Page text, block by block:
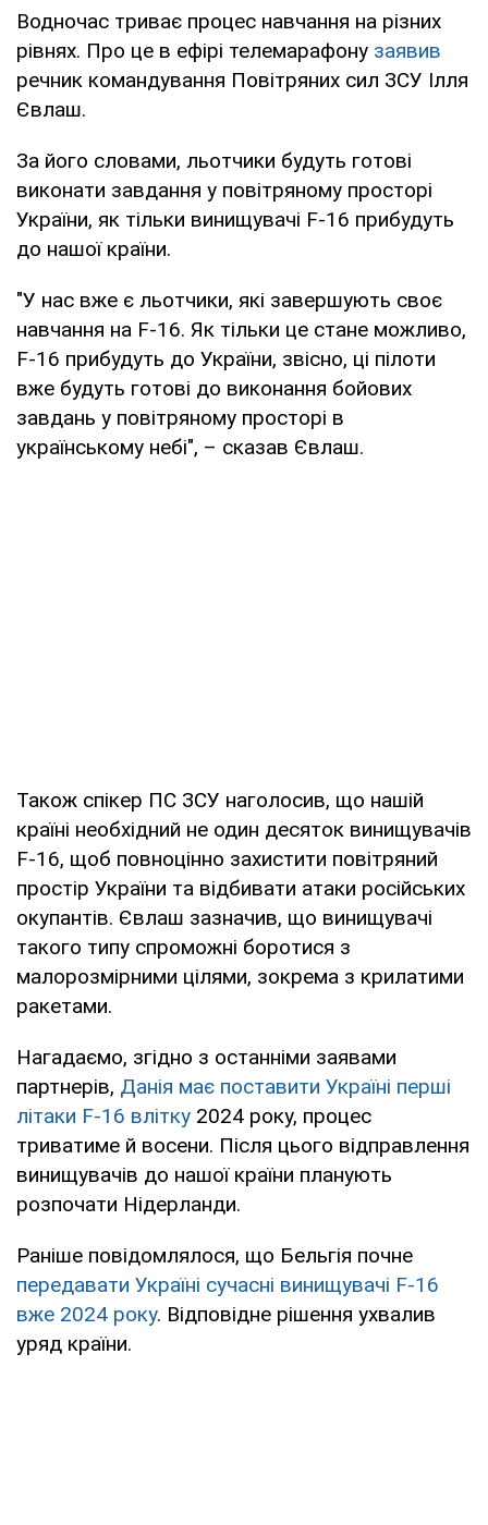
Водночас триває процес навчання на різних
рівнях. Про це в ефірі телемарафону заявив
речник командування Повітряних сил ЗСУ Ілля
Євлаш.
За його словами, льотчики будуть готові
виконати завдання у повітряному просторі
України, як тільки винищувачі F-16 прибудуть
до нашої країни.
"У нас вже є льотчики, які завершують своє
навчання на F-16. Як тільки це стане можливо,
F-16 прибудуть до України, звісно, ці пілоти
вже будуть готові до виконання бойових
завдань у повітряному просторі в
українському небі", – сказав Євлаш.
Також спікер ПС ЗСУ наголосив, що нашій
країні необхідний не один десяток винищувачів
F-16, щоб повноцінно захистити повітряний
простір України та відбивати атаки російських
окупантів. Євлаш зазначив, що винищувачі
такого типу спроможні боротися з
малорозмірними цілями, зокрема з крилатими
ракетами.
Нагадаємо, згідно з останніми заявами
партнерів, Данія має поставити Україні перші
літаки F-16 влітку 2024 року, процес
триватиме й восени. Після цього відправлення
винищувачів до нашої країни планують
розпочати Нідерланди.
Раніше повідомлялося, що Бельгія почне
передавати Україні сучасні винищувачі F-16
вже 2024 року. Відповідне рішення ухвалив
уряд країни.